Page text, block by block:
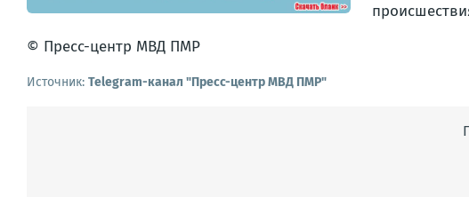
© Пресс-центр МВД ПМР
Источник: Telegram-канал "Пресс-центр МВД ПМР"